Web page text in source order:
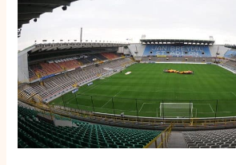
Brugge-
fans:
Laat
je
tatoeëren
met
het
heilige
gras